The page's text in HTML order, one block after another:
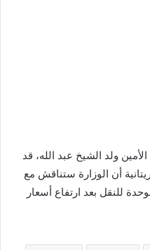
ولد الشيخ عبد الله، قد
أن الوزارة ستناقش مع
للنقل بعد ارتفاع أسعار